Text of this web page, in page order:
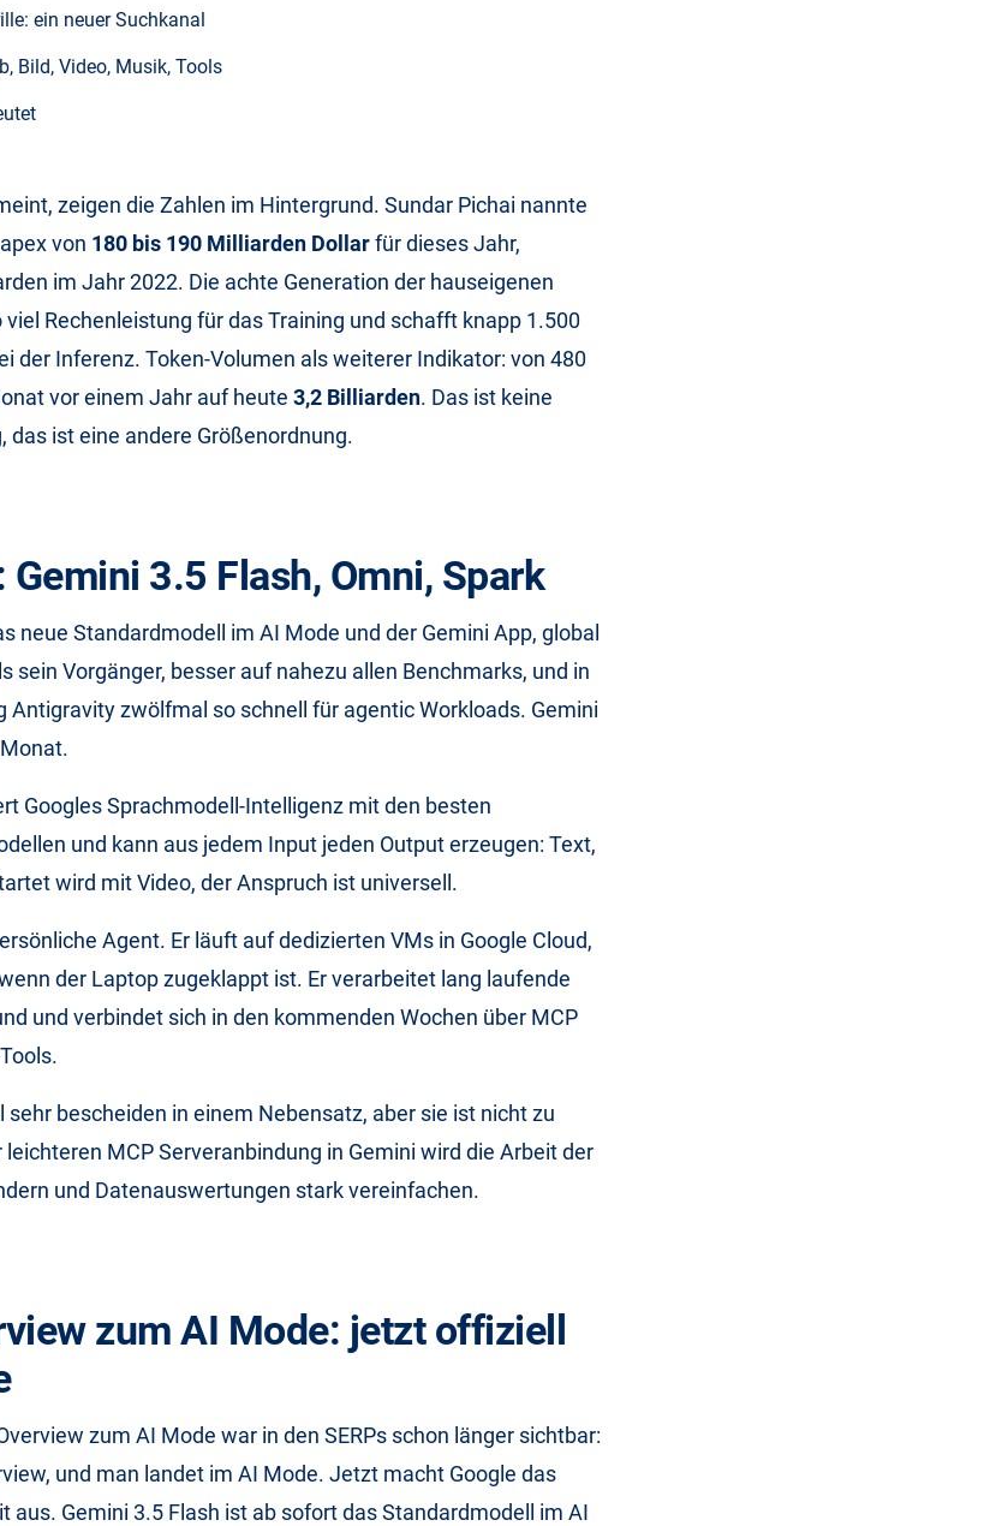
ein neuer Suchkanal
Bild, Video, Musik, Tools
zeigen die Zahlen im Hintergrund. Sundar Pichai nannte
von 180 bis 190 Milliarden Dollarfür dieses Jahr,
im Jahr 2022. Die achte Generation der hauseigenen
Rechenleistung für das Training und schafft knapp 1.500
der Inferenz. Token-Volumen als weiterer Indikator: von 480
vor einem Jahr auf heute 3,2 Billiarden. Das ist keine
das ist eine andere Größenordnung.
Gemini 3.5 Flash, Omni, Spark
neue Standardmodell im AI Mode und der Gemini App, global
sein Vorgänger, besser auf nahezu allen Benchmarks, und in
Antigravity zwölfmal so schnell für agentic Workloads. Gemini
Googles Sprachmodell-Intelligenz mit den besten
und kann aus jedem Input jeden Output erzeugen: Text,
wird mit Video, der Anspruch ist universell.
Agent. Er läuft auf dedizierten VMs in Google Cloud,
der Laptop zugeklappt ist. Er verarbeitet lang laufende
und verbindet sich in den kommenden Wochen über MCP
sehr bescheiden in einem Nebensatz, aber sie ist nicht zu
MCP Serveranbindung in Gemini wird die Arbeit der
und Datenauswertungen stark vereinfachen.
zum AI Mode: jetzt offiziell
zum AI Mode war in den SERPs schon länger sichtbar:
und man landet im AI Mode. Jetzt macht Google das
aus. Gemini 3.5 Flash ist ab sofort das Standardmodell im AI